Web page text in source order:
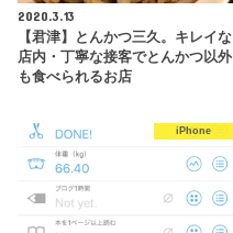
2020.3.13
【君津】とんかつ三久。キレイな
店内・丁寧な接客でとんかつ以外
も食べられるお店
iPhone